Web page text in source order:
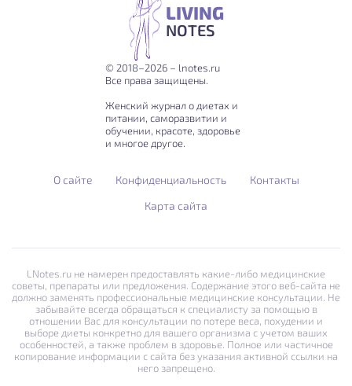
LIVING
NOTES
© 2018–2026 – lnotes.ru
Все права защищены.
Женский журнал о диетах и
питании, саморазвитии и
обучении, красоте, здоровье
и многое другое.
О сайте Конфиденциальность
Контакты
Карта сайта
LNotes.ru не намерен предоставлять какие-либо медицинские
советы, препараты или предложения. Содержание этого веб-сайта не
должно заменять профессиональные медицинские консультации. Не
забывайте всегда обращаться к специалисту за помощью в
отношении Вас для консультации по потере веса, похудении и
выборе диеты конкретно для вашего организма с учетом ваших
особенностей, а также проблем в здоровье. Полное или частичное
копирование информации с сайта без указания активной ссылки на
него запрещено.